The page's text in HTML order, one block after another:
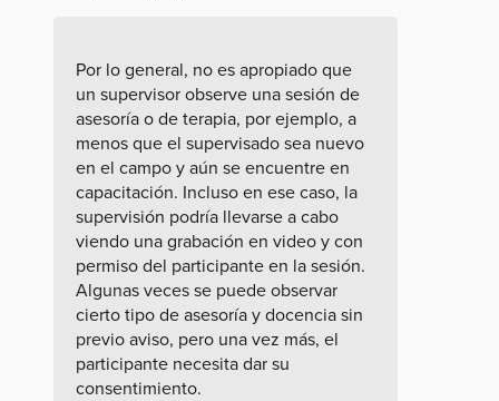
Por lo general, no es apropiado que
un supervisor observe una sesión de
asesoría o de terapia, por ejemplo, a
menos que el supervisado sea nuevo
en el campo y aún se encuentre en
capacitación. Incluso en ese caso, la
supervisión podría llevarse a cabo
viendo una grabación en video y con
permiso del participante en la sesión.
Algunas veces se puede observar
cierto tipo de asesoría y docencia sin
previo aviso, pero una vez más, el
participante necesita dar su
consentimiento.